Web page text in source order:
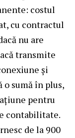
costul
cu contractul
nu are
transmite
și
sumă în plus,
pentru
contabilitate.
de la 900